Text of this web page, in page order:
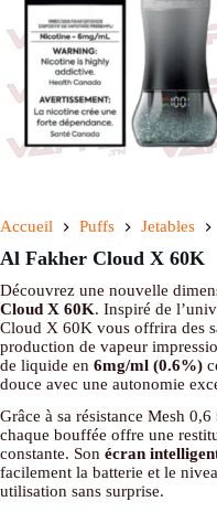
Accueil Puffs Jetables
Al Fakher Cloud X 60K
Découvrez une nouvelle
Cloud X 60K. Inspiré de
Cloud X 60K vous offrira des
production de vapeur
de liquide en 6mg/ml (0.6%)
douce avec une autonomie
Grâce à sa résistance Mesh
chaque bouffée offre une
constante. Son écran
facilement la batterie et le
utilisation sans surprise.